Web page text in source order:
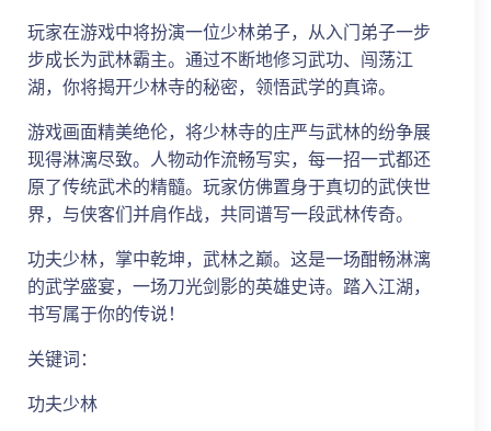
玩家在游戏中将扮演一位少林弟子，从入门弟子一步
步成长为武林霸主。通过不断地修习武功、闯荡江
湖，你将揭开少林寺的秘密，领悟武学的真谛。
游戏画面精美绝伦，将少林寺的庄严与武林的纷争展
现得淋漓尽致。人物动作流畅写实，每一招一式都还
原了传统武术的精髓。玩家仿佛置身于真切的武侠世
界，与侠客们并肩作战，共同谱写一段武林传奇。
功夫少林，掌中乾坤，武林之巅。这是一场酣畅淋漓
的武学盛宴，一场刀光剑影的英雄史诗。踏入江湖，
书写属于你的传说！
关键词：
功夫少林